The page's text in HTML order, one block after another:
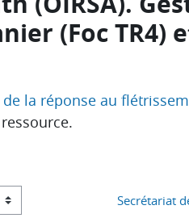
(Foc TR4)
la réponse au
Secrétariat